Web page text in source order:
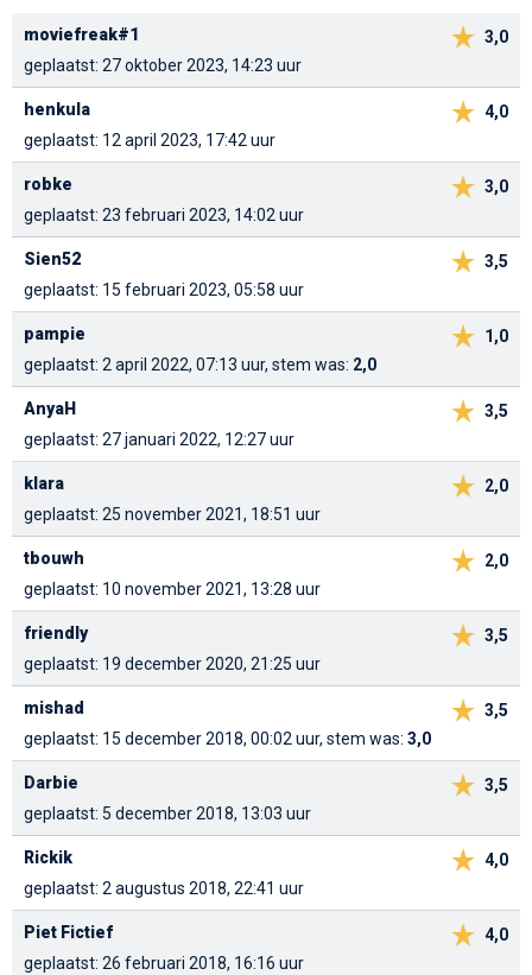
3,0
moviefreak#1
geplaatst: 27 oktober 2023, 14:23 uur
4,0
henkula
geplaatst: 12 april 2023, 17:42 uur
3,0
robke
geplaatst: 23 februari 2023, 14:02 uur
3,5
Sien52
geplaatst: 15 februari 2023, 05:58 uur
1,0
pampie
geplaatst: 2 april 2022, 07:13 uur, stem was: 2,0
3,5
AnyaH
geplaatst: 27 januari 2022, 12:27 uur
2,0
klara
geplaatst: 25 november 2021, 18:51 uur
2,0
tbouwh
geplaatst: 10 november 2021, 13:28 uur
3,5
friendly
geplaatst: 19 december 2020, 21:25 uur
3,5
mishad
geplaatst: 15 december 2018, 00:02 uur, stem was: 3,0
3,5
Darbie
geplaatst: 5 december 2018, 13:03 uur
4,0
Rickik
geplaatst: 2 augustus 2018, 22:41 uur
4,0
Piet Fictief
geplaatst: 26 februari 2018, 16:16 uur